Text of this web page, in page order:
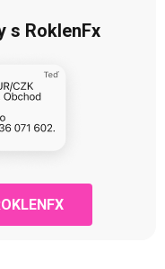
s RoklenFx